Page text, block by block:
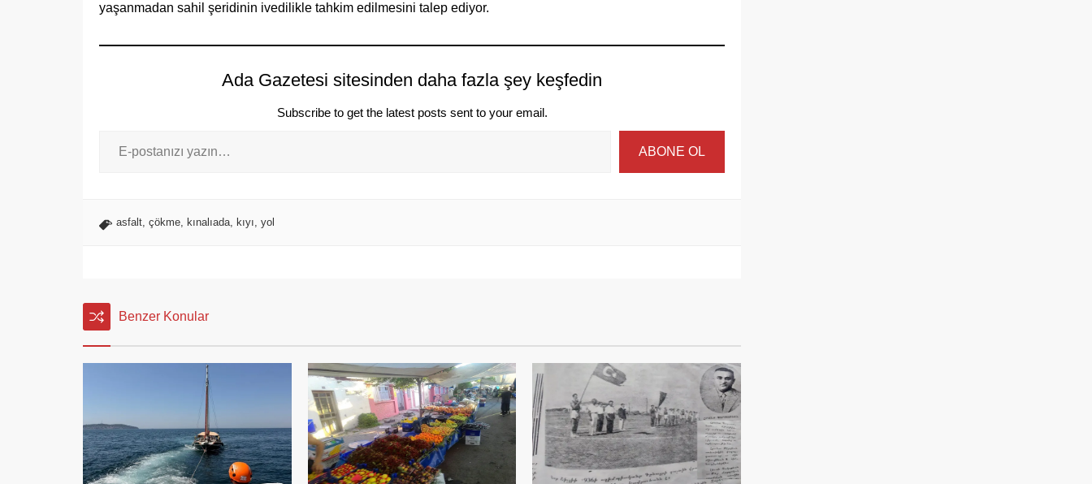
yaşanmadan sahil şeridinin ivedilikle tahkim edilmesini talep ediyor.
Ada Gazetesi sitesinden daha fazla şey keşfedin
Subscribe to get the latest posts sent to your email.
ABONE OL
asfalt, çökme, kınalıada, kıyı, yol
Benzer Konular